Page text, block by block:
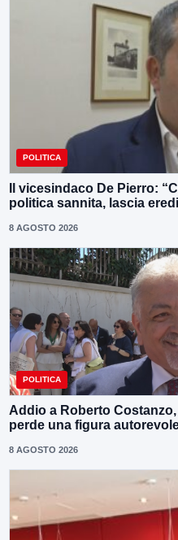
POLITICA
Il vicesindaco De Pierro:
politica sannita, lascia
8 AGOSTO 2026
POLITICA
Addio a Roberto
perde una figura
8 AGOSTO 2026